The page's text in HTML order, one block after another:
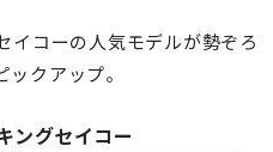
イコーの人気モデルが勢ぞろ
クアップ。
ングセイコー